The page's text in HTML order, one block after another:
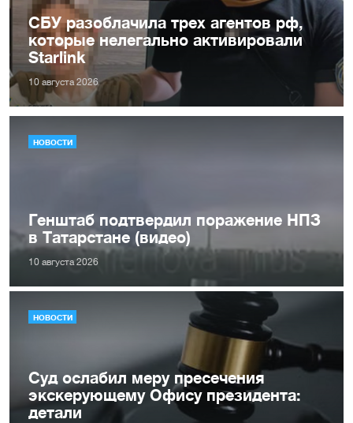
СБУ разоблачила трех агентов рф,
которые нелегально активировали
Starlink
10 августа 2026
НОВОСТИ
Генштаб подтвердил поражение НПЗ
в Татарстане (видео)
10 августа 2026
НОВОСТИ
Суд ослабил меру пресечения
экскерующему Офису президента:
детали